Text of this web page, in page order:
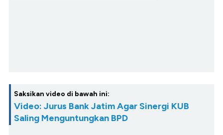
Saksikan video di bawah ini:
Video: Jurus Bank Jatim Agar Sinergi KUB
Saling Menguntungkan BPD